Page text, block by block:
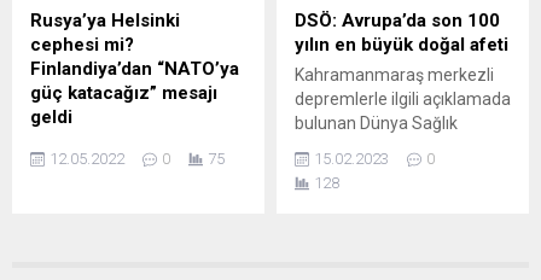
örgütü PKK ile bağı
nedeniyle bir düğün
salonunda yapmak istediği
toplantıya izin verilmeyeceği
bildirildi. A.A.’nın haberine
göre, Köln Polis Teşkilatı...
İngiltere’de GSYH, 2021’de,
bir önceki yıla kıyasla yüzde
7,5 oranında genişledi. Söz
konusu genişleme, 2020’de
GSYH’de yüzde 9,4’lük
daralmadan...
Rusya’ya Helsinki
cephesi mi?
Finlandiya’dan “NATO’ya
güç katacağız” mesajı
geldi
Pekka Haavisto, ülkesinin
12.05.2022 0 75
DSÖ: Avrupa’da son 100
yılın en büyük doğal afeti
Kahramanmaraş merkezli
depremlerle ilgili açıklamada
bulunan Dünya Sağlık
son 100 yılın en kötü doğal
afetine tanıklık ediyoruz”
15.02.2023
0
128